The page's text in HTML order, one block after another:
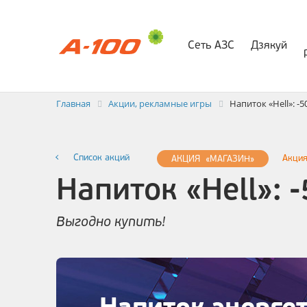
Сеть АЗС Дзякуй
Главная Акции, рекламные игры Напиток «Hell»: -
Список акций АКЦИЯ «МАГАЗИН»
Напиток «Hell»:
Выгодно купить!